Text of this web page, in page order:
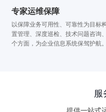
专家运维保障
以保障业务可用性、可靠性为目标
置管理、深度巡检、技术问题咨询
个方面，为企业信息系统保驾护航。
服